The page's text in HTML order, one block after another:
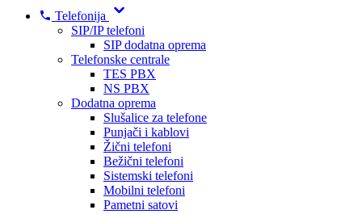
Telefonija
SIP/IP telefoni
SIP dodatna oprema
Telefonske centrale
TES PBX
NS PBX
Dodatna oprema
Slušalice za telefone
Punjači i kablovi
Žični telefoni
Bežični telefoni
Sistemski telefoni
Mobilni telefoni
Pametni satovi